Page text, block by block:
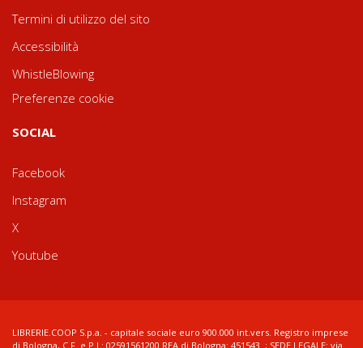
Termini di utilizzo del sito
Accessibilità
WhistleBlowing
Preferenze cookie
SOCIAL
Facebook
Instagram
X
Youtube
LIBRERIE.COOP S.p.a. - capitale sociale euro 900.000 int.vers. Registro imprese
di Bologna, C.F. e P.I.: 02591561200 REA di Bologna: 451543 ; SEDE LEGALE: via